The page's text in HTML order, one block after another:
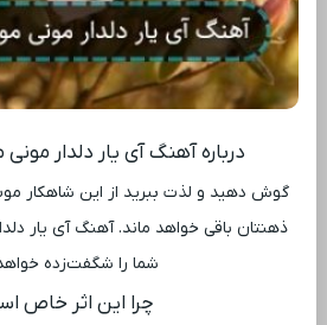
درباره آهنگ آی یار دلدار مونی
گوش دهید و لذت ببرید از این شاهکار
ذهنتان باقی خواهد ماند. آهنگ آی یار
شما را شگفت‌زده
چرا این اثر خاص